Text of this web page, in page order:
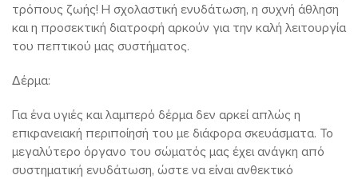
τρόπους ζωής! Η σχολαστική ενυδάτωση, η συχνή άθληση
και η προσεκτική διατροφή αρκούν για την καλή λειτουργία
του πεπτικού μας συστήματος.
Δέρμα:
Για ένα υγιές και λαμπερό δέρμα δεν αρκεί απλώς η
επιφανειακή περιποίησή του με διάφορα σκευάσματα. Το
μεγαλύτερο όργανο του σώματός μας έχει ανάγκη από
συστηματική ενυδάτωση, ώστε να είναι ανθεκτικό